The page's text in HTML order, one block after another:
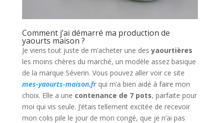
Comment j’ai démarré ma production de
yaourts maison ?
Je viens tout juste de m’acheter une desyaourtières
les moins chères du marché, un modèle assez basique
de la marque Séverin. Vous pouvez aller voir ce site
mes-yaourts-maison.frqui m’a bien aidé à faire mon
choix. Elle a une contenance de 7 pots, parfaite pour
moi qui vis seule. J’étais tellement excitée de recevoir
mon colis pile le jour de mon congé, que je n’ai pas